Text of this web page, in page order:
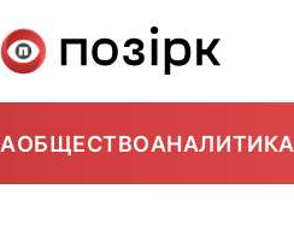
ОБЩЕСТВОАНАЛИТИКА